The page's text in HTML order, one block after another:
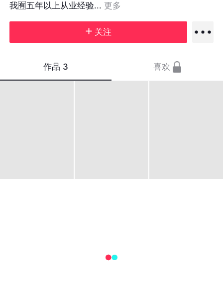
我🈶五年以上从业经验... 更多
关注
作品 3 喜欢